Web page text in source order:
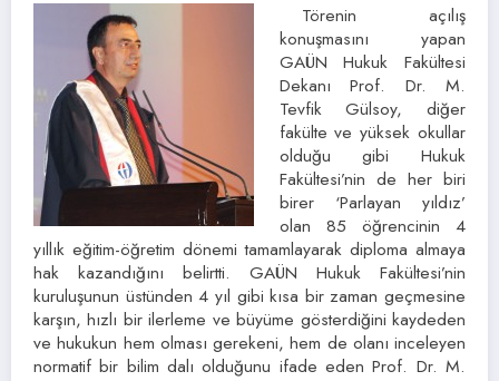
Törenin açılış
konuşmasını yapan
GAÜN Hukuk Fakültesi
Dekanı Prof. Dr. M.
Tevfik Gülsoy, diğer
fakülte ve yüksek okullar
olduğu gibi Hukuk
Fakültesi’nin de her biri
birer ‘Parlayan yıldız’
olan 85 öğrencinin 4
yıllık eğitim-öğretim dönemi tamamlayarak diploma almaya
hak kazandığını belirtti. GAÜN Hukuk Fakültesi’nin
kuruluşunun üstünden 4 yıl gibi kısa bir zaman geçmesine
karşın, hızlı bir ilerleme ve büyüme gösterdiğini kaydeden
ve hukukun hem olması gerekeni, hem de olanı inceleyen
normatif bir bilim dalı olduğunu ifade eden Prof. Dr. M.